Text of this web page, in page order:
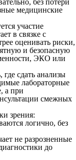
без потери
медицинские
участие
в связке с
оценивать риски,
и безопасную
ЭКО или
сдать анализы
лабораторные
а при
смежных
зрения:
логично, без
не разрозненные
до